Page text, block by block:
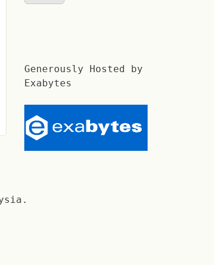
Generously Hosted by
Exabytes